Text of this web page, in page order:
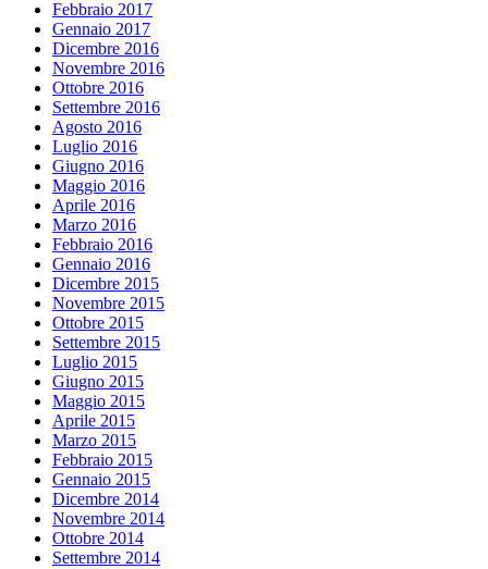
Febbraio 2017
Gennaio 2017
Dicembre 2016
Novembre 2016
Ottobre 2016
Settembre 2016
Agosto 2016
Luglio 2016
Giugno 2016
Maggio 2016
Aprile 2016
Marzo 2016
Febbraio 2016
Gennaio 2016
Dicembre 2015
Novembre 2015
Ottobre 2015
Settembre 2015
Luglio 2015
Giugno 2015
Maggio 2015
Aprile 2015
Marzo 2015
Febbraio 2015
Gennaio 2015
Dicembre 2014
Novembre 2014
Ottobre 2014
Settembre 2014